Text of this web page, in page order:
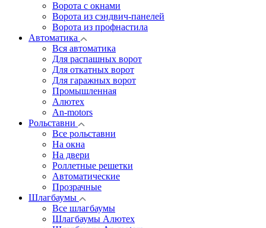
Ворота c окнами
Ворота из сэндвич-панелей
Ворота из профнастила
Автоматика
Вся автоматика
Для распашных ворот
Для откатных ворот
Для гаражных ворот
Промышленная
Алютех
An-motors
Рольставни
Все рольставни
На окна
На двери
Роллетные решетки
Автоматические
Прозрачные
Шлагбаумы
Все шлагбаумы
Шлагбаумы Алютех